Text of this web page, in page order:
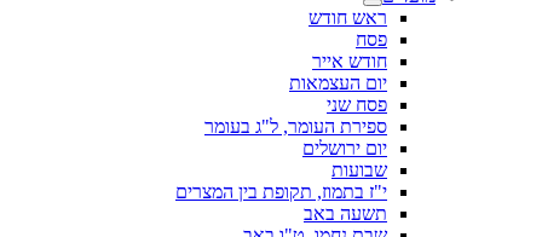
ראש חודש
פסח
חודש אייר
יום העצמאות
פסח שני
ספירת העומר, ל"ג בעומר
יום ירושלים
שבועות
י"ז בתמוז, תקופת בין המצרים
תשעה באב